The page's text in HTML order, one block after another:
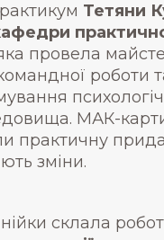
Тетяни
провела
роботи
МАК-
практичну
зміни.
склала